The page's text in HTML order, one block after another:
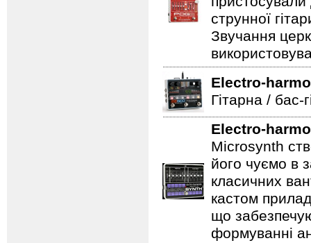
струнної
Звучання
Electro-
Гітарна / бас-
Electro-
Microsynth
його чуємо в
класичних
кастом
що
формуванні